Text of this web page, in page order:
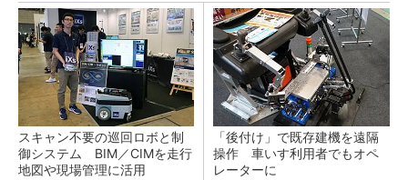
スキャン不要の巡回ロボと制
御システム BIM／CIMを走行
地図や現場管理に活用
「後付け」で既存建機を遠隔
操作 車いす利用者でもオペ
レーターに